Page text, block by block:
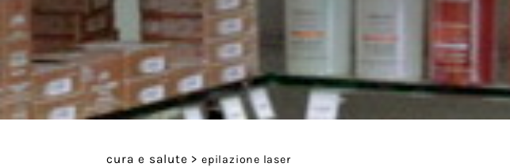
cura e salute > epilazione laser